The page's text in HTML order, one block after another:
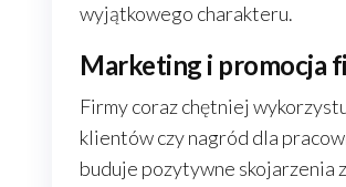
wyjątkowego charakteru.
Marketing i promocja
Firmy coraz chętniej
klientów czy nagród dla
buduje pozytywne skojarzenia